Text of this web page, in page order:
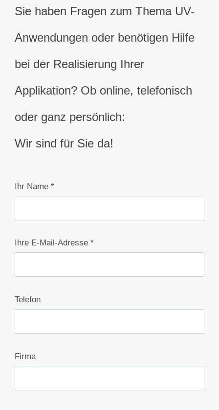
Sie haben Fragen zum Thema UV-
Anwendungen oder benötigen Hilfe
bei der Realisierung Ihrer
Applikation? Ob online, telefonisch
oder ganz persönlich:
Wir sind für Sie da!
Ihr Name *
Ihre E-Mail-Adresse *
Telefon
Firma